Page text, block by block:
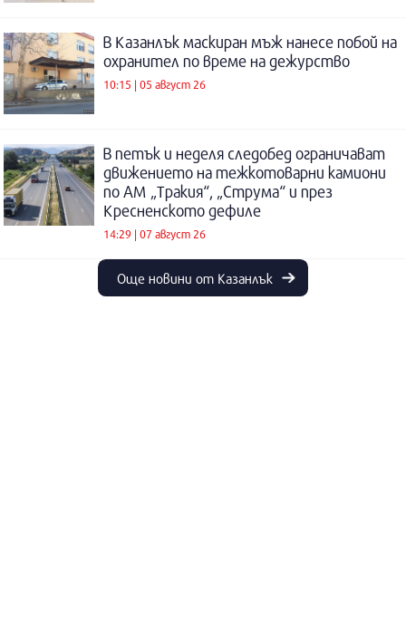
В Казанлък маскиран мъж нанесе побой на
охранител по време на дежурство
10:15 | 05 август 26
В петък и неделя следобед ограничават
движението на тежкотоварни камиони
по АМ „Тракия“, „Струма“ и през
Кресненското дефиле
14:29 | 07 август 26
Още новини от Казанлък